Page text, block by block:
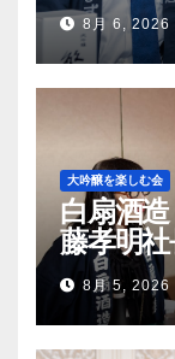
8月 6, 2026
大吟醸を楽しむ会
白扇酒
藤孝明
8月 5, 2026